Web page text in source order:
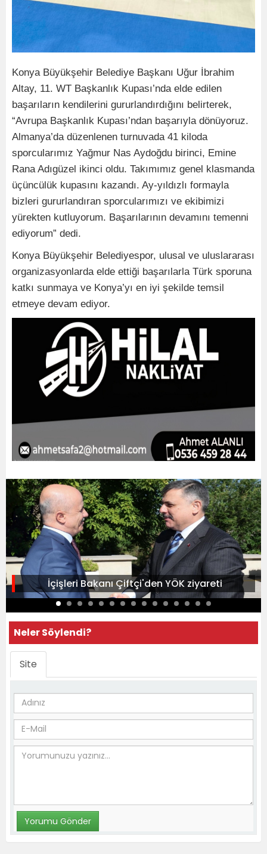
Konya Büyükşehir Belediye Başkanı Uğur İbrahim
Altay, 11. WT Başkanlık Kupası’nda elde edilen
başarıların kendilerini gururlandırdığını belirterek,
“Avrupa Başkanlık Kupası’ndan başarıyla dönüyoruz.
Almanya’da düzenlenen turnuvada 41 kiloda
sporcularımız Yağmur Nas Aydoğdu birinci, Emine
Rana Adıgüzel ikinci oldu. Takımımız genel klasmanda
üçüncülük kupasını kazandı. Ay-yıldızlı formayla
bizleri gururlandıran sporcularımızı ve ekibimizi
yürekten kutluyorum. Başarılarının devamını temenni
ediyorum” dedi.
Konya Büyükşehir Belediyespor, ulusal ve uluslararası
organizasyonlarda elde ettiği başarılarla Türk sporuna
katkı sunmaya ve Konya’yı en iyi şekilde temsil
etmeye devam ediyor.
İçişleri Bakanı Çiftçi'den YÖK ziyareti
Neler Söylendi?
Site